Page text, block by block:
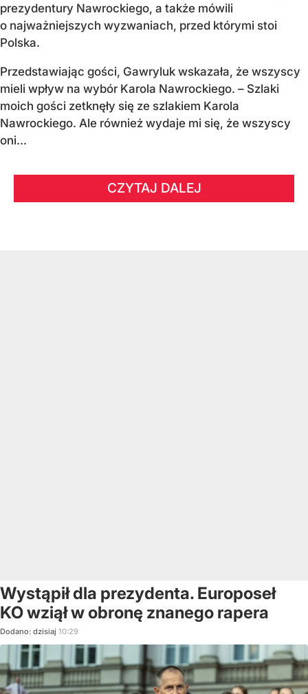
prezydentury Nawrockiego, a także mówili
o najważniejszych wyzwaniach, przed którymi stoi
Polska.
Przedstawiając gości, Gawryluk wskazała, że wszyscy
mieli wpływ na wybór Karola Nawrockiego. – Szlaki
moich gości zetknęły się ze szlakiem Karola
Nawrockiego. Ale również wydaje mi się, że wszyscy
oni...
CZYTAJ DALEJ
Wystąpił dla prezydenta. Europoseł
KO wziął w obronę znanego rapera
Dodano: dzisiaj 10:29